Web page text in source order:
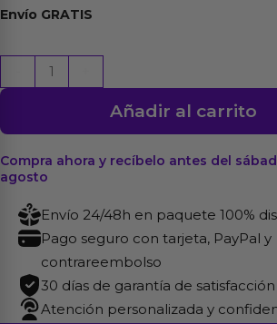
Envío GRATIS
Lubricante
Base
Agua
2
en
500
cantidad
Añadir al carrito
Compra ahora y recíbelo antes del
agosto
Envío 24/48h en paquete 100%
Pago seguro con tarjeta, PayPal y
contrareembolso
30 días de garantía de satisfacción
Atención personalizada y